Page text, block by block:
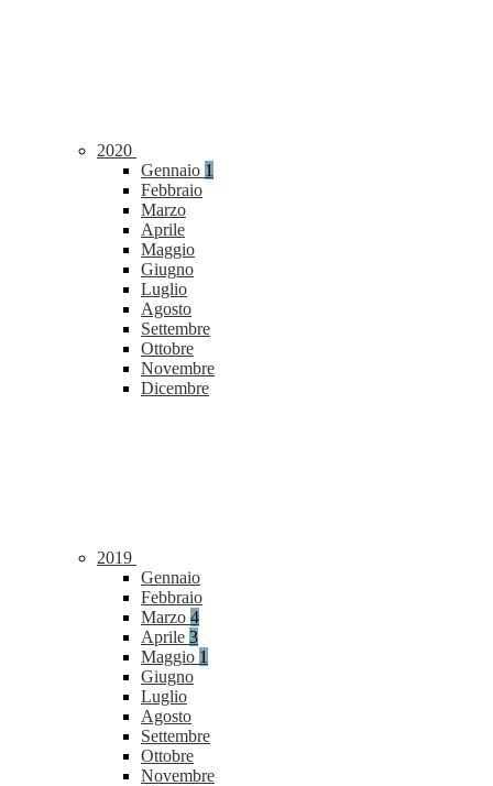
2020
Gennaio 1
Febbraio
Marzo
Aprile
Maggio
Giugno
Luglio
Agosto
Settembre
Ottobre
Novembre
Dicembre
2019
Gennaio
Febbraio
Marzo 4
Aprile 3
Maggio 1
Giugno
Luglio
Agosto
Settembre
Ottobre
Novembre